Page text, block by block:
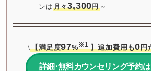
ンは 月々3,300円 ～
\【満足度97%※ 1 】追加費用も0円
詳細･無料カウンセリング予約